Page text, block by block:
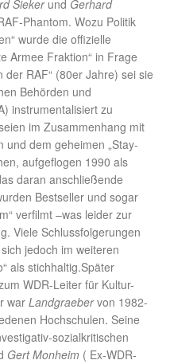
Sieker und Gerhard
Phantom. Wozu Politik
wurde die offizielle
Armee Fraktion“ in Frage
RAF“ (80er Jahre) sei sie
Behörden und
instrumentalisiert zu
im Zusammenhang mit
dem geheimen „Stay-
aufgeflogen 1990 als
daran anschließende
Bestseller und sogar
verfilmt –was leider zur
Viele Schlussfolgerungen
jedoch im weiteren
als stichhaltig.Später
WDR-Leiter für Kultur-
war Landgraebervon 1982-
Hochschulen. Seine
sozialkritischen
Gert Monheim ( Ex-WDR-